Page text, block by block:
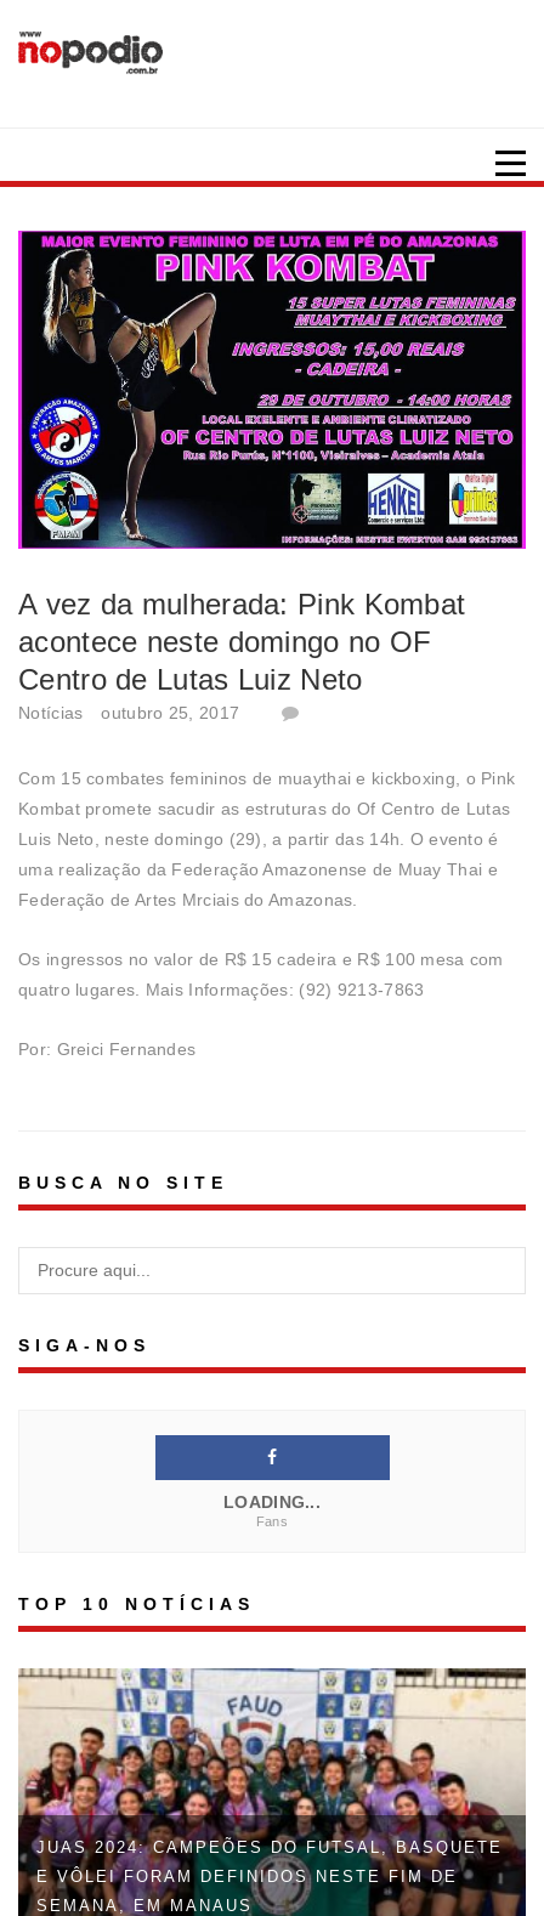
A vez da mulherada: Pink Kombat
acontece neste domingo no OF
Centro de Lutas Luiz Neto
Notícias outubro 25, 2017
Com 15 combates femininos de muaythai e kickboxing, o Pink
Kombat promete sacudir as estruturas do Of Centro de Lutas
Luis Neto, neste domingo (29), a partir das 14h. O evento é
uma realização da Federação Amazonense de Muay Thai e
Federação de Artes Mrciais do Amazonas.
Os ingressos no valor de R$ 15 cadeira e R$ 100 mesa com
quatro lugares. Mais Informações: (92) 9213-7863
Por: Greici Fernandes
BUSCA NO SITE
SIGA-NOS
LOADING...
Fans
TOP 10 NOTÍCIAS
JUAS 2024: CAMPEÕES DO FUTSAL, BASQUETE
E VÔLEI FORAM DEFINIDOS NESTE FIM DE
SEMANA, EM MANAUS